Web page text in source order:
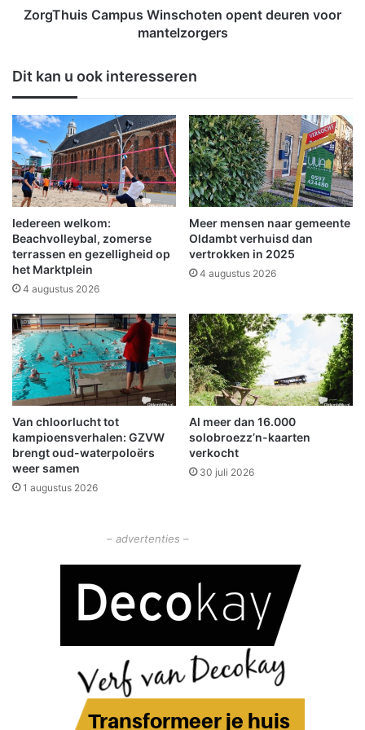
a
d
k
v
e
n
u
s
W
i
n
s
c
h
o
t
e
n
o
e
n
t
d
e
u
r
e
n
v
o
ZorgThuis Campus Winschoten opent deuren voor
mantelzorgers
Dit kan u ook interesseren
Iedereen welkom:
Beachvolleybal, zomerse
terrassen en gezelligheid op
het Marktplein
4 augustus 2026
Meer mensen naar gemeente
Oldambt verhuisd dan
vertrokken in 2025
4 augustus 2026
Van chloorlucht tot
kampioensverhalen: GZVW
brengt oud-waterpoloërs
weer samen
1 augustus 2026
Al meer dan 16.000
solobroezz’n-kaarten
verkocht
30 juli 2026
– advertenties –